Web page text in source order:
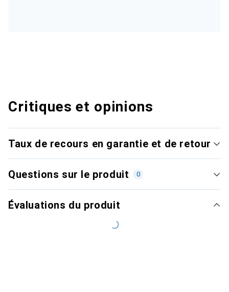
Critiques et opinions
Taux de recours en garantie et de retour
Questions sur le produit 0
Évaluations du produit